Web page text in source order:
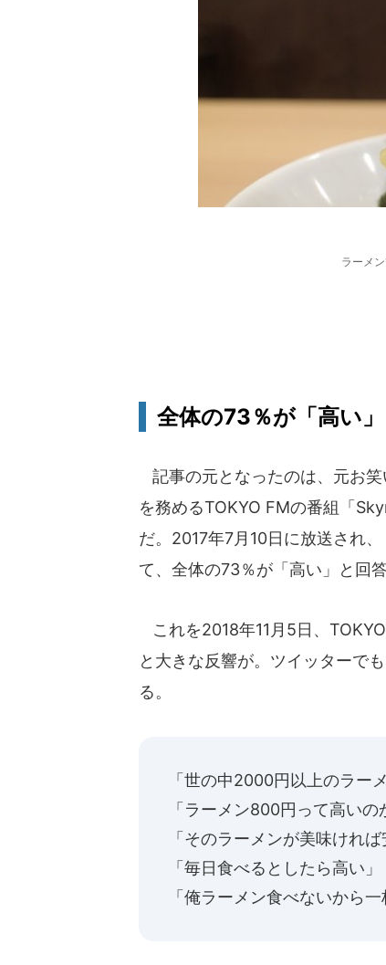
ラーメ
全体の73％が「高い
記事の元となったのは、元お
を務めるTOKYO FMの番組「
だ。2017年7月10日に放送され
て、全体の73％が「高い」と回
これを2018年11月5日、
と大きな反響が。ツイッターで
る。
「世の中2000円以上のラー
「ラーメン800円って高いの
「そのラーメンが美味けれ
「毎日食べるとしたら高い」
「俺ラーメン食べないから